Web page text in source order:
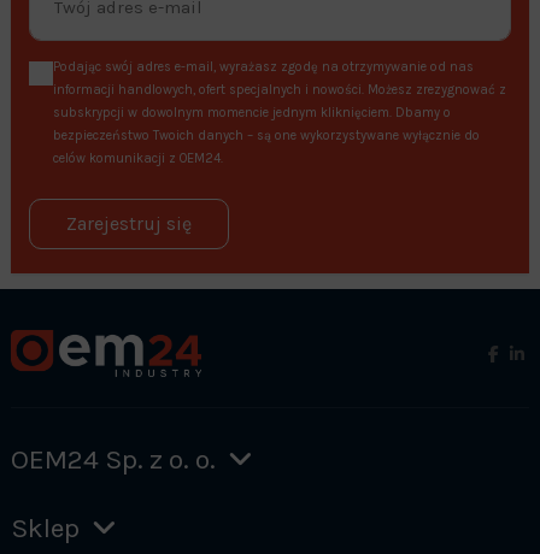
Podając swój adres e-mail, wyrażasz zgodę na otrzymywanie od nas
informacji handlowych, ofert specjalnych i nowości. Możesz zrezygnować z
subskrypcji w dowolnym momencie jednym kliknięciem. Dbamy o
bezpieczeństwo Twoich danych – są one wykorzystywane wyłącznie do
celów komunikacji z OEM24.
Zarejestruj się
OEM24 Sp. z o. o.
Sklep